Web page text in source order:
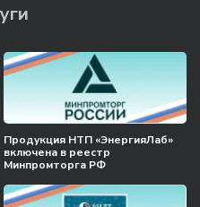
Продукция НТП «ЭнергияЛаб»
включена в реестр
Минпромторга РФ